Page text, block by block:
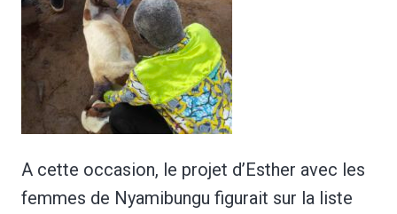
A cette occasion, le projet d’Esther avec les
femmes de Nyamibungu figurait sur la liste